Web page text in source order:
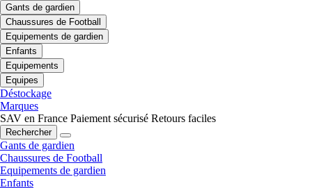
Gants de gardien
Chaussures de Football
Equipements de gardien
Enfants
Equipements
Equipes
Déstockage
Marques
SAV en France Paiement sécurisé Retours faciles
Rechercher
Gants de gardien
Chaussures de Football
Equipements de gardien
Enfants